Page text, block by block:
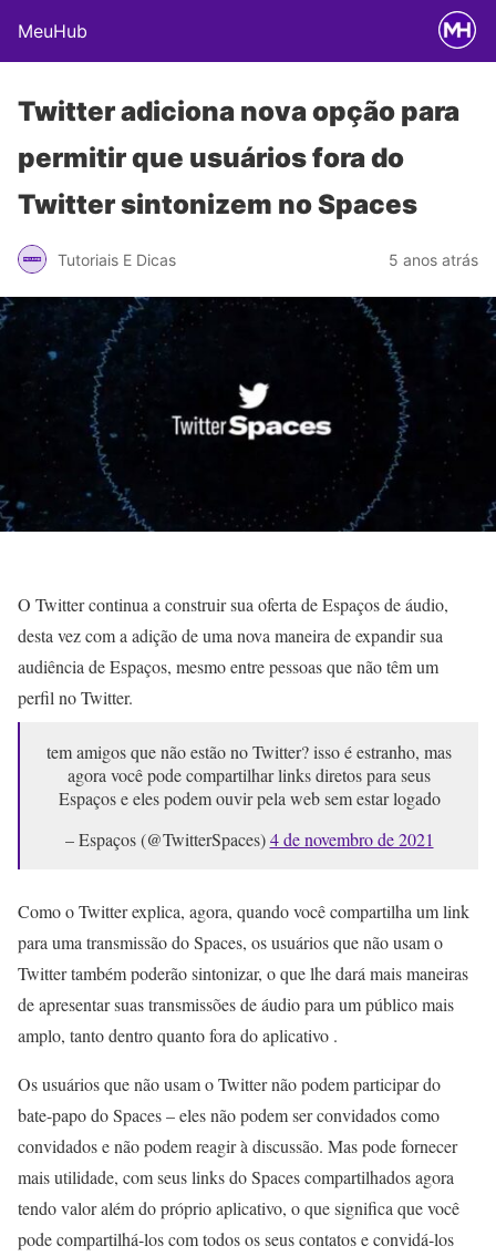
MeuHub
Twitter adiciona nova opção para
permitir que usuários fora do
Twitter sintonizem no Spaces
Tutoriais E Dicas 5 anos atrás
O Twitter continua a construir sua oferta de Espaços de áudio,
desta vez com a adição de uma nova maneira de expandir sua
audiência de Espaços, mesmo entre pessoas que não têm um
perfil no Twitter.
tem amigos que não estão no Twitter? isso é estranho, mas
agora você pode compartilhar links diretos para seus
Espaços e eles podem ouvir pela web sem estar logado
– Espaços (@TwitterSpaces)4 de novembro de 2021
Como o Twitter explica, agora, quando você compartilha um link
para uma transmissão do Spaces, os usuários que não usam o
Twitter também poderão sintonizar, o que lhe dará mais maneiras
de apresentar suas transmissões de áudio para um público mais
amplo, tanto dentro quanto fora do aplicativo .
Os usuários que não usam o Twitter não podem participar do
bate-papo do Spaces – eles não podem ser convidados como
convidados e não podem reagir à discussão. Mas pode fornecer
mais utilidade, com seus links do Spaces compartilhados agora
tendo valor além do próprio aplicativo, o que significa que você
pode compartilhá-los com todos os seus contatos e convidá-los